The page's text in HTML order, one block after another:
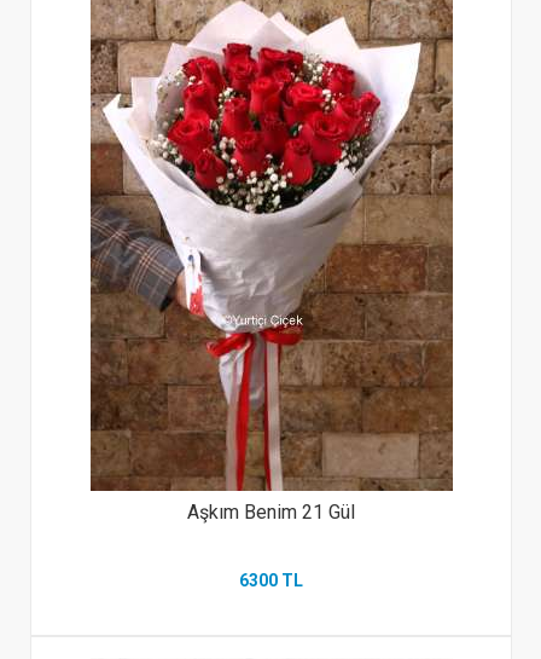
Aşkım Benim 21 Gül
6300 TL